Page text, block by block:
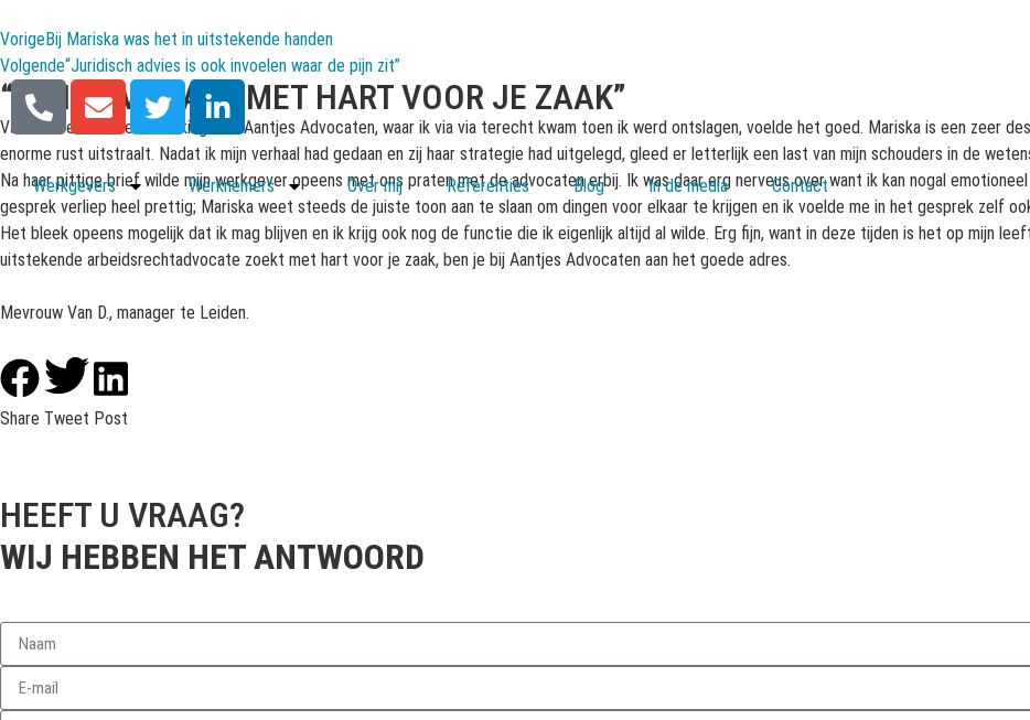
Werkgevers Werknemers Over mij Referenties Blog In de media Contact
VorigeBij Mariska was het in uitstekende handen
Volgende“Juridisch advies is ook invoelen waar de pijn zit”
“EEN ADVOCAAT MET HART VOOR JE ZAAK”
Vanaf de eerste kennismaking met Aantjes Advocaten, waar ik via via terecht kwam toen ik werd ontslagen, voelde het goed. Mariska is een zeer
enorme rust uitstraalt. Nadat ik mijn verhaal had gedaan en zij haar strategie had uitgelegd, gleed er letterlijk een last van mijn schouders in de
Na haar pittige brief wilde mijn werkgever opeens met ons praten met de advocaten erbij. Ik was daar erg nerveus over want ik kan nogal
gesprek verliep heel prettig; Mariska weet steeds de juiste toon aan te slaan om dingen voor elkaar te krijgen en ik voelde me in het gesprek zelf
Het bleek opeens mogelijk dat ik mag blijven en ik krijg ook nog de functie die ik eigenlijk altijd al wilde. Erg fijn, want in deze tijden is het op mijn
uitstekende arbeidsrechtadvocate zoekt met hart voor je zaak, ben je bij Aantjes Advocaten aan het goede adres.
Mevrouw Van D., manager te Leiden.
Share Tweet Post
HEEFT U VRAAG?
WIJ HEBBEN HET ANTWOORD